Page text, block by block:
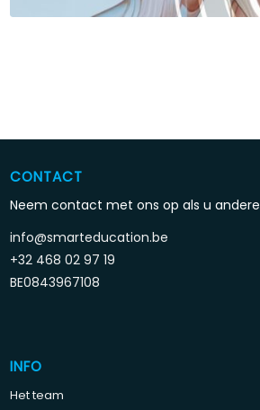
CONTACT
Neem contact met ons op als u
info@smarteducation.be
+32 468 02 97 19
BE0843967108
INFO
Het team